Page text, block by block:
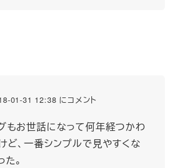
01-31 12:38 にコメント
もお世話になって何年経つかわ
ど、一番シンプルで見やすくな
。